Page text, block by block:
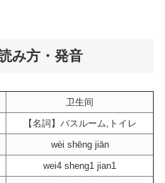
み方・発音
卫生间
【名詞】バスルーム,トイレ
wèi shēng jiān
wei4 sheng1 jian1